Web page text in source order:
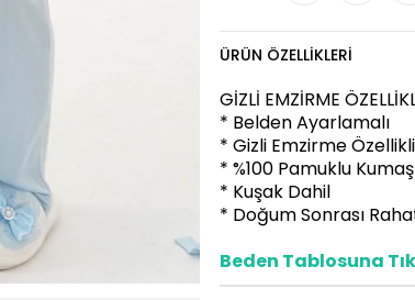
ÜRÜN ÖZELLIKLERI
GİZLİ EMZİRME
* Belden Ayarlamalı
* Gizli Emzirme Özellikli
* %100 Pamuklu
* Kuşak Dahil
* Doğum Sonrası
Beden Tablosuna